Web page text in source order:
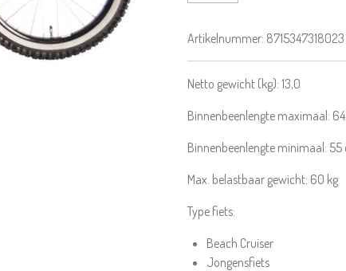
Artikelnummer: 8715347318023
Netto gewicht (kg): 13,0
Binnenbeenlengte maximaal:
Binnenbeenlengte minimaal: 55
Max. belastbaar gewicht: 60 kg
Type fiets:
Beach Cruiser
Jongensfiets